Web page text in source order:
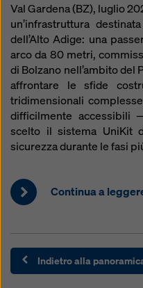
Val Gardena (BZ), luglio
un’infrastruttura
dell’Alto Adige: una
arco da 80 metri,
di Bolzano nell’ambito del
affrontare le sfide
tridimensionali
difficilmente accessibili
scelto il sistema UniKit
sicurezza durante le fasi
Continua a
Indietro alla